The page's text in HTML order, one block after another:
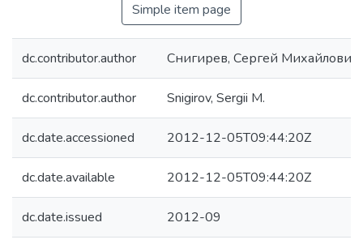
Simple item page
dc.contributor.author Снигирев, Сергей Михайлович
dc.contributor.author Snigirov, Sergii M.
dc.date.accessioned 2012-12-05T09:44:20Z
dc.date.available 2012-12-05T09:44:20Z
dc.date.issued 2012-09